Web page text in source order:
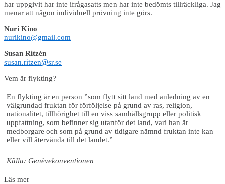
har uppgivit har inte ifrågasatts men har inte bedömts tillräckliga. Jag
menar att någon individuell prövning inte görs.
Nuri Kino
nurikino@gmail.com
Susan Ritzén
susan.ritzen@sr.se
Vem är flykting?
En flykting är en person ”som flytt sitt land med anledning av en
välgrundad fruktan för förföljelse på grund av ras, religion,
nationalitet, tillhörighet till en viss samhällsgrupp eller politisk
uppfattning, som befinner sig utanför det land, vari han är
medborgare och som på grund av tidigare nämnd fruktan inte kan
eller vill återvända till det landet.”
Källa: Genèvekonventionen
Läs mer